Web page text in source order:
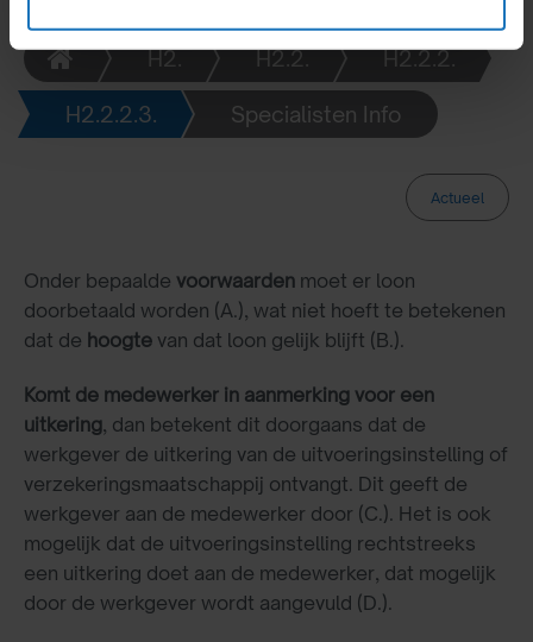
H2. H2.2. H2.2.2.
H2.2.2.3. Specialisten Info
Actueel
Onder bepaalde voorwaarden moet er loon
doorbetaald worden (A.), wat niet hoeft te betekenen
dat de hoogte van dat loon gelijk blijft (B.).
Komt de medewerker in aanmerking voor een
uitkering, dan betekent dit doorgaans dat de
werkgever de uitkering van de uitvoeringsinstelling of
verzekeringsmaatschappij ontvangt. Dit geeft de
werkgever aan de medewerker door (C.). Het is ook
mogelijk dat de uitvoeringsinstelling rechtstreeks
een uitkering doet aan de medewerker, dat mogelijk
door de werkgever wordt aangevuld (D.).